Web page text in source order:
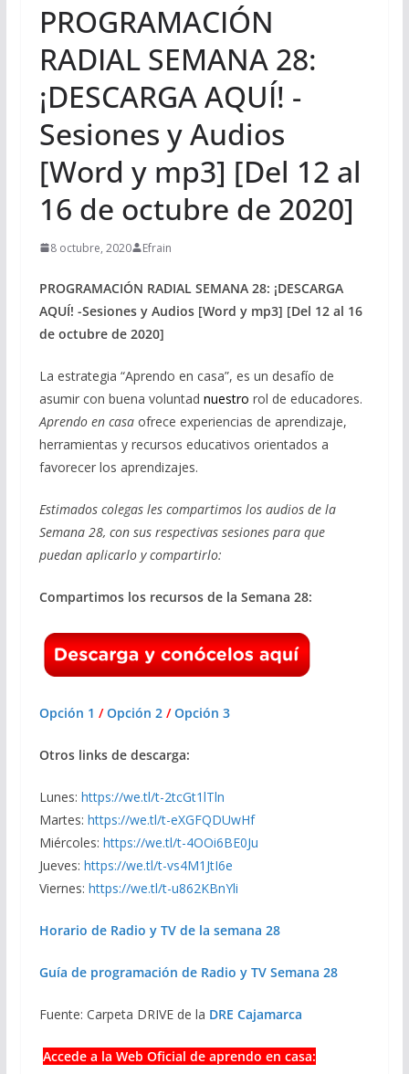
PROGRAMACIÓN
RADIAL SEMANA 28:
¡DESCARGA AQUÍ! -
Sesiones y Audios
[Word y mp3] [Del 12 al
16 de octubre de 2020]
8 octubre, 2020 Efrain
PROGRAMACIÓN RADIAL SEMANA 28: ¡DESCARGA
AQUÍ! -Sesiones y Audios [Word y mp3] [Del 12 al 16
de octubre de 2020]
La estrategia “Aprendo en casa”, es un desafío de
asumir con buena voluntad nuestro rol de educadores.
Aprendo en casaofrece experiencias de aprendizaje,
herramientas y recursos educativos orientados a
favorecer los aprendizajes.
Estimados colegas les compartimos los audios de la
Semana 28, con sus respectivas sesiones para que
puedan aplicarlo y compartirlo:
Compartimos los recursos de la Semana 28:
Opción 1 /Opción 2/Opción 3
Otros links de descarga:
Lunes: https://we.tl/t-2tcGt1lTln
Martes: https://we.tl/t-eXGFQDUwHf
Miércoles: https://we.tl/t-4OOi6BE0Ju
Jueves: https://we.tl/t-vs4M1JtI6e
Viernes: https://we.tl/t-u862KBnYli
Horario de Radio y TV de la semana 28
Guía de programación de Radio y TV Semana 28
Fuente: Carpeta DRIVE de la DRE Cajamarca
Accede a la Web Oficial de aprendo en casa: